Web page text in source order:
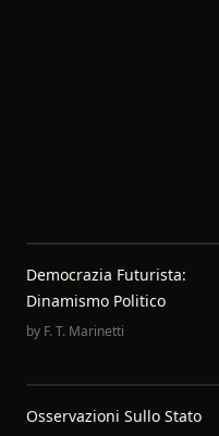
Democrazia Futurista:
Dinamismo Politico
by F. T. Marinetti
Osservazioni Sullo Stato